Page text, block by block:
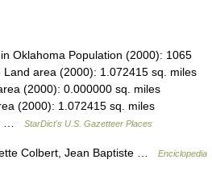
Oklahoma Population (2000): 1065
area (2000): 1.072415 sq. miles
(2000): 0.000000 sq. miles
(2000): 1.072415 sq. miles
…
StarDict's U.S. Gazetteer Places
Colbert, Jean Baptiste …
Enciclopedia